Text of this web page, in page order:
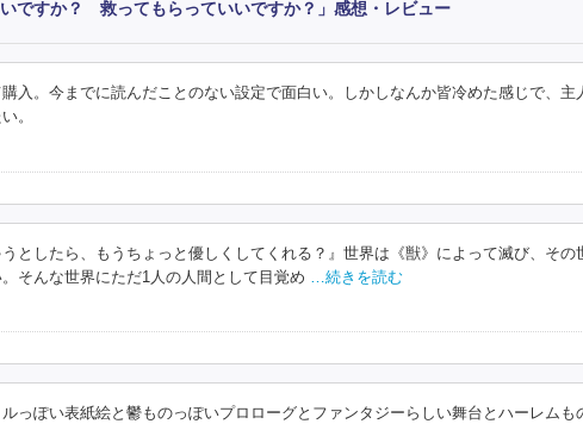
ですか？ 救ってもらっていいですか？」感想・レビュー
入。今までに読んだことのない設定で面白い。しかしなんか皆冷めた感じで、
。
うとしたら、もうちょっと優しくしてくれる？』世界は《獣》によって滅び、そ
そんな世界にただ1人の人間として目覚め
…続きを読む
っぽい表紙絵と鬱ものっぽいプロローグとファンタジーらしい舞台とハーレム